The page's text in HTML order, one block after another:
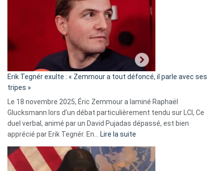
d’alliance
secrète
«
C’est
fake
news
»
Erik Tegnér exulte : « Zemmour a tout défoncé, il parle avec ses
tripes »
Le 18 novembre 2025, Éric Zemmour a laminé Raphaël
Glucksmann lors d’un débat particulièrement tendu sur LCI, Ce
duel verbal, animé par un David Pujadas dépassé, est bien
apprécié par Erik Tegnér. En… Lire la suite
Erik
Tegnér
exulte